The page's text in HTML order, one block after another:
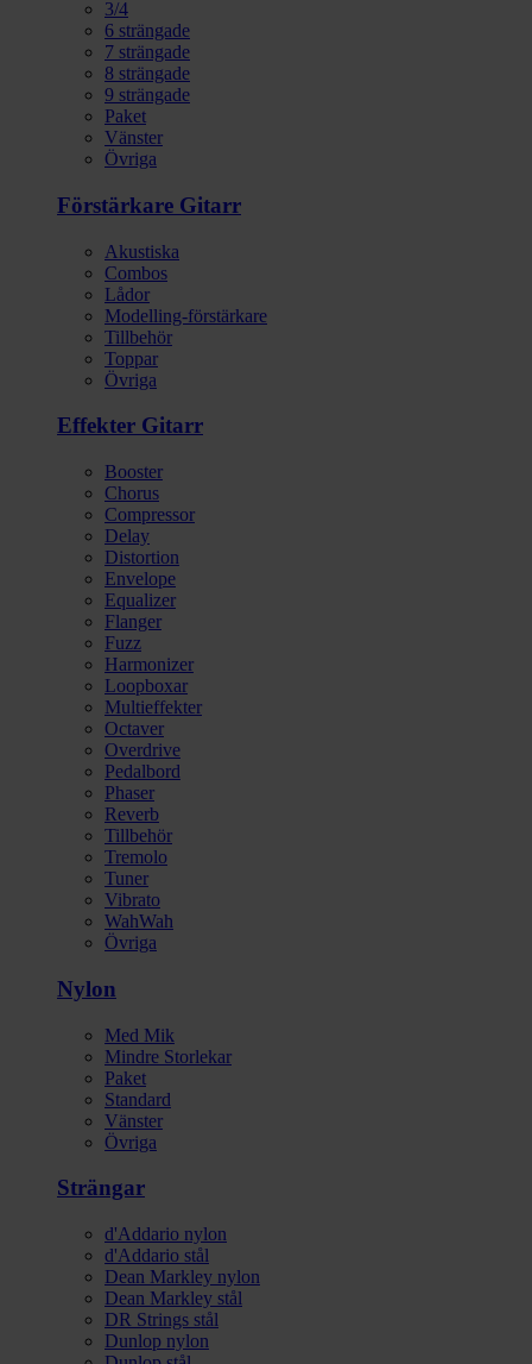
3/4
6 strängade
7 strängade
8 strängade
9 strängade
Paket
Vänster
Övriga
Förstärkare Gitarr
Akustiska
Combos
Lådor
Modelling-förstärkare
Tillbehör
Toppar
Övriga
Effekter Gitarr
Booster
Chorus
Compressor
Delay
Distortion
Envelope
Equalizer
Flanger
Fuzz
Harmonizer
Loopboxar
Multieffekter
Octaver
Overdrive
Pedalbord
Phaser
Reverb
Tillbehör
Tremolo
Tuner
Vibrato
WahWah
Övriga
Nylon
Med Mik
Mindre Storlekar
Paket
Standard
Vänster
Övriga
Strängar
d'Addario nylon
d'Addario stål
Dean Markley nylon
Dean Markley stål
DR Strings stål
Dunlop nylon